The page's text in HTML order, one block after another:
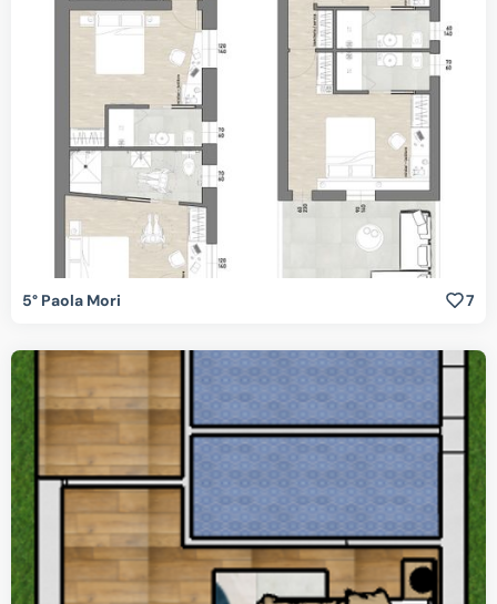
5° Paola Mori 7